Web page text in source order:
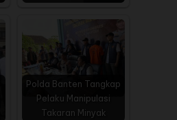
Polda Banten Tangkap
Pelaku Manipulasi
Takaran Minyak